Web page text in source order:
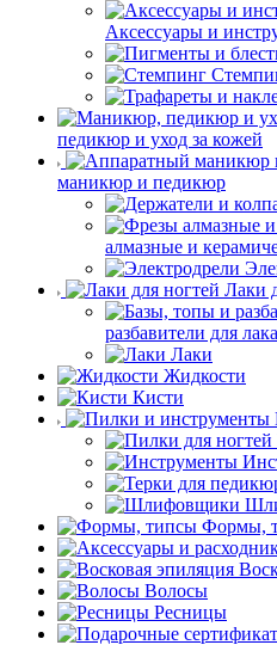
Аксессуары и
педикюр и уход за кожей
маникюр и педикюр
алмазные и
Лаки
разбавители для лака
Лаки
Жидкости
Кисти
Формы,
Волосы
Ресницы